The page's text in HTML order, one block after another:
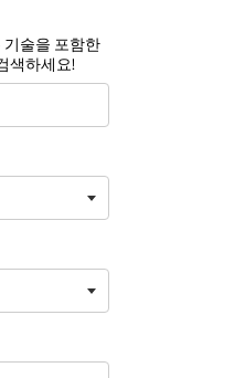
기술을 포함한
색하세요!